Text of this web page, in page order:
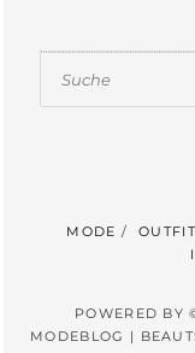
MODE OUTFIT
POWERED BY
MODEBLOG |